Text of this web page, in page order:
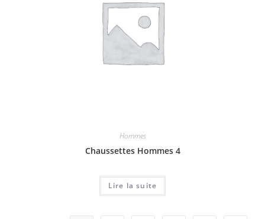
Hommes
Chaussettes Hommes 4
Lire la suite